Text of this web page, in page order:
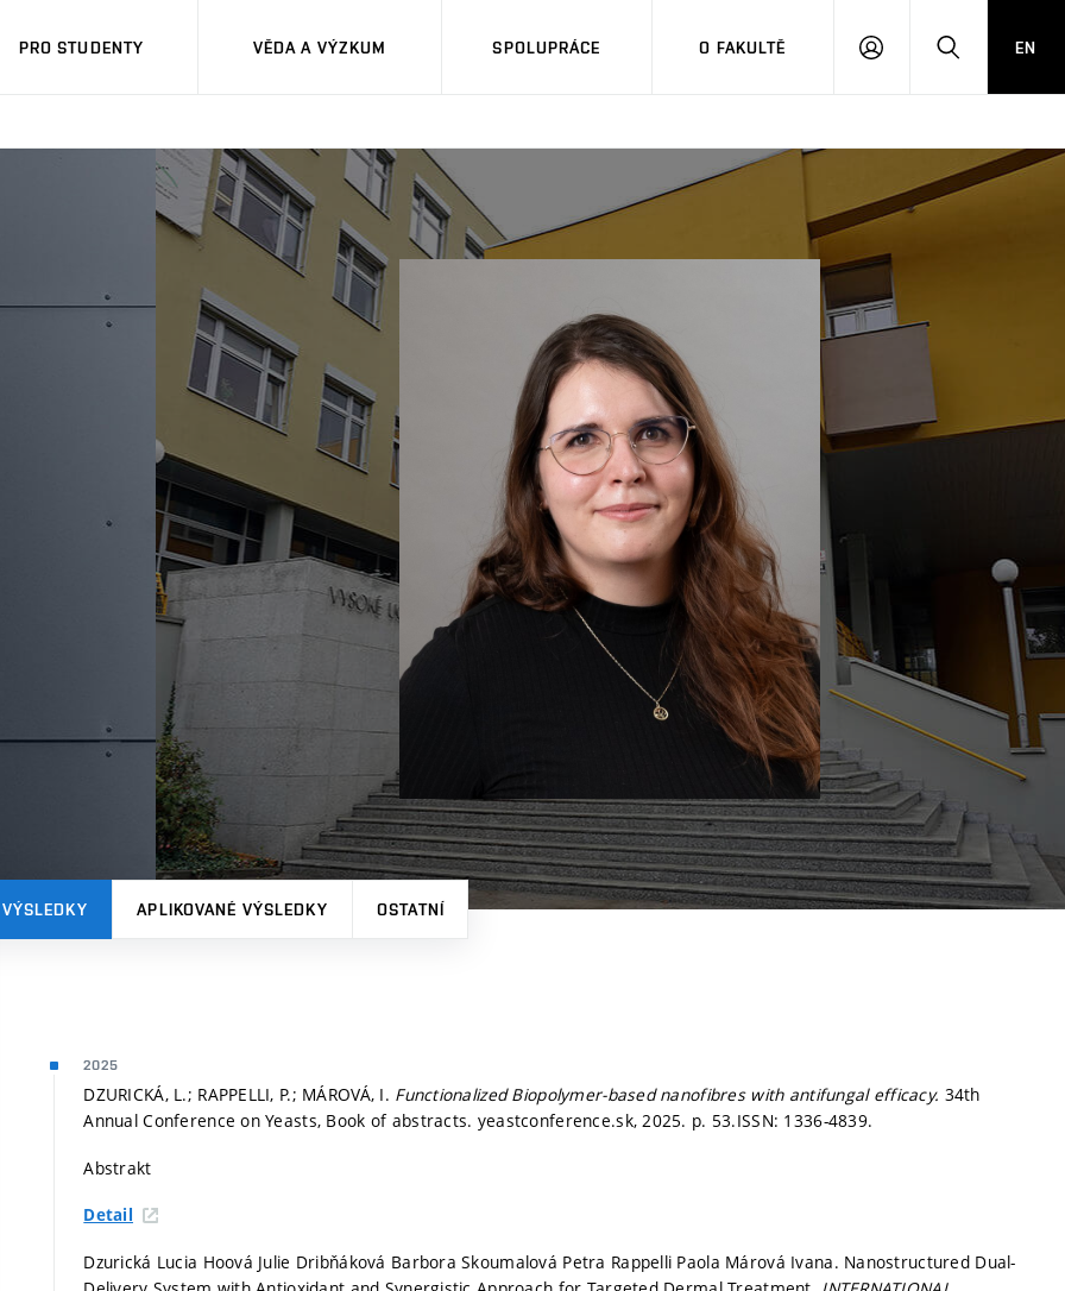
PRO STUDENTY VĚDA A VÝZKUM SPOLUPRÁCE O FAKULTĚ
PŘIHLÁSITHLEDAT
EN
APLIKOVANÉ VÝSLEDKY OSTATNÍ
2025
DZURICKÁ, L.; RAPPELLI, P.; MÁROVÁ, I. Functionalized Biopolymer-based nanofibres with antifungal efficacy. 34th
Annual Conference on Yeasts, Book of abstracts. yeastconference.sk, 2025. p. 53.ISSN: 1336-4839.
Abstrakt
Detail
Dzurická Lucia Hoová Julie Dribňáková Barbora Skoumalová Petra Rappelli Paola Márová Ivana. Nanostructured Dual-